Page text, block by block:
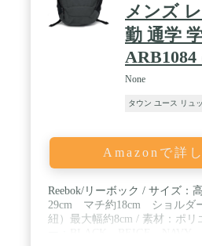
メンズ
勤 通学
None
タウン ユース リュ
Amazonで詳
Reebok/リーボック / サイズ：
29cm マチ約18cm ショルダ
紐）最大幅約8cm / 素材：ポリ